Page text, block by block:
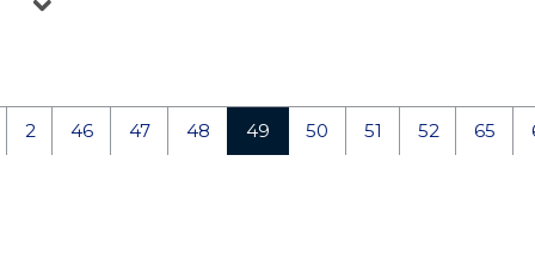
2 46 47 48 49 50 51 52 65